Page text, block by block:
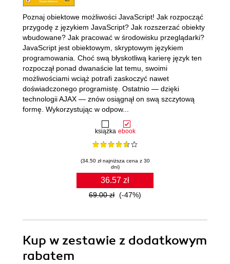
książka ebook
(34.50 zł najniższa cena z 30
dni)
36.57 zł
69.00 zł (-47%)
Poznaj obiektowe możliwości JavaScript! Jak rozpocząć
przygodę z językiem JavaScript? Jak rozszerzać obiekty
wbudowane? Jak pracować w środowisku przeglądarki?
JavaScript jest obiektowym, skryptowym językiem
programowania. Choć swą błyskotliwą karierę język ten
rozpoczął ponad dwanaście lat temu, swoimi
możliwościami wciąż potrafi zaskoczyć nawet
doświadczonego programistę. Ostatnio — dzięki
technologii AJAX — znów osiągnął on swą szczytową
formę. Wykorzystując w odpow...
Kup w zestawie z dodatkowym
rabatem